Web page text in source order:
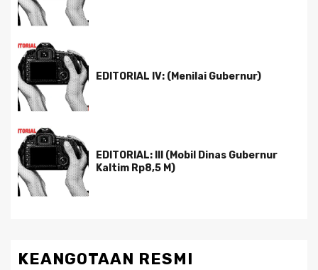
EDITORIAL IV: (Menilai Gubernur)
EDITORIAL: III (Mobil Dinas Gubernur
Kaltim Rp8,5 M)
KEANGOTAAN RESMI